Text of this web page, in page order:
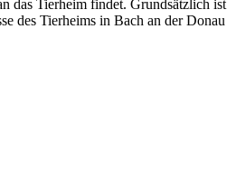
das Tierheim findet. Grundsätzlich ist
des Tierheims in Bach an der Donau